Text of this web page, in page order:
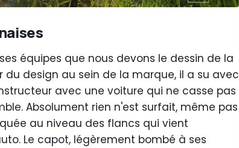
équipes que nous devons le dessin de la
du design au sein de la marque, il a su avec
avec une voiture qui ne casse pas
Absolument rien n'est surfait, même pas
au niveau des flancs qui vient
Le capot, légèrement bombé à ses